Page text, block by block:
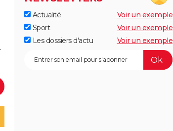
Actualité
Voir un exemple
Sport
Voir un exemple
Les dossiers d'actu
Voir un exemple